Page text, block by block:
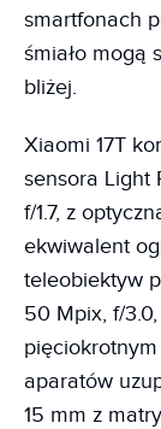
smartfonach
śmiało mogą
bliżej.
Xiaomi 17T
sensora Light
f/1.7, z
ekwiwalent
teleobiektyw
50 Mpix, f/
aparatów
15 mm z